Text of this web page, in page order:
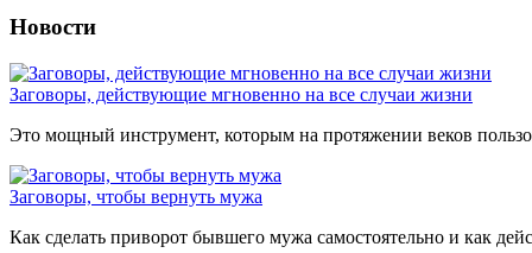
Новости
Заговоры, действующие мгновенно на все случаи жизни
Это мощный инструмент, которым на протяжении веков
Заговоры, чтобы вернуть мужа
Как сделать приворот бывшего мужа самостоятельно и как